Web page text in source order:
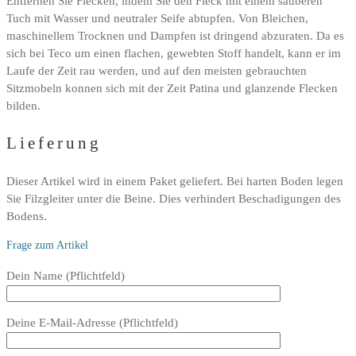
Tuch mit Wasser und neutraler Seife abtupfen. Von Bleichen,
maschinellem Trocknen und Dampfen ist dringend abzuraten. Da es
sich bei Teco um einen flachen, gewebten Stoff handelt, kann er im
Laufe der Zeit rau werden, und auf den meisten gebrauchten
Sitzmobeln konnen sich mit der Zeit Patina und glanzende Flecken
bilden.
Lieferung
Dieser Artikel wird in einem Paket geliefert. Bei harten Boden legen
Sie Filzgleiter unter die Beine. Dies verhindert Beschadigungen des
Bodens.
Frage zum Artikel
Bitte
Feld
Dein Name (Pflichtfeld)
Deine E-Mail-Adresse (Pflichtfeld)